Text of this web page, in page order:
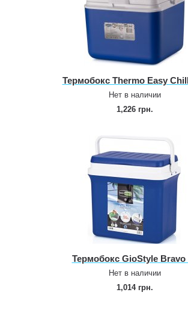
Термобокс Thermo Easy
Нет в наличии
1,226 грн.
Термобокс GioStyle Bravo
Нет в наличии
1,014 грн.